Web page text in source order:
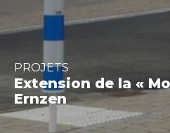
INFO@DAEDALUS.LU
PROJETS
Extension de la «
Ernzen